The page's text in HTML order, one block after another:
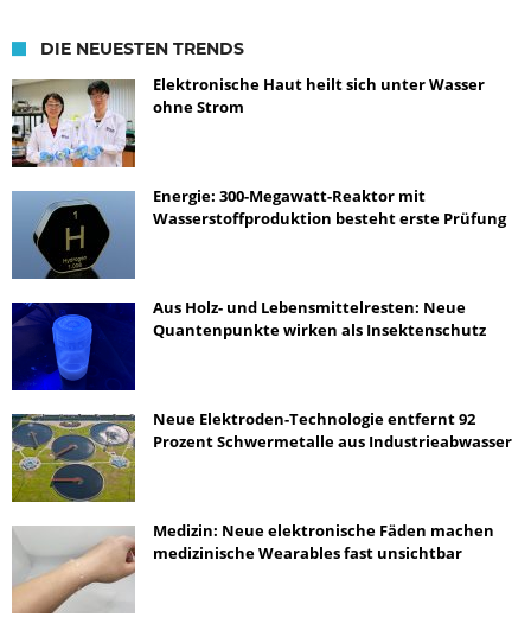
DIE NEUESTEN TRENDS
Elektronische Haut heilt sich unter Wasser
ohne Strom
Energie: 300-Megawatt-Reaktor mit
Wasserstoffproduktion besteht erste Prüfung
Aus Holz- und Lebensmittelresten: Neue
Quantenpunkte wirken als Insektenschutz
Neue Elektroden-Technologie entfernt 92
Prozent Schwermetalle aus Industrieabwasser
Medizin: Neue elektronische Fäden machen
medizinische Wearables fast unsichtbar